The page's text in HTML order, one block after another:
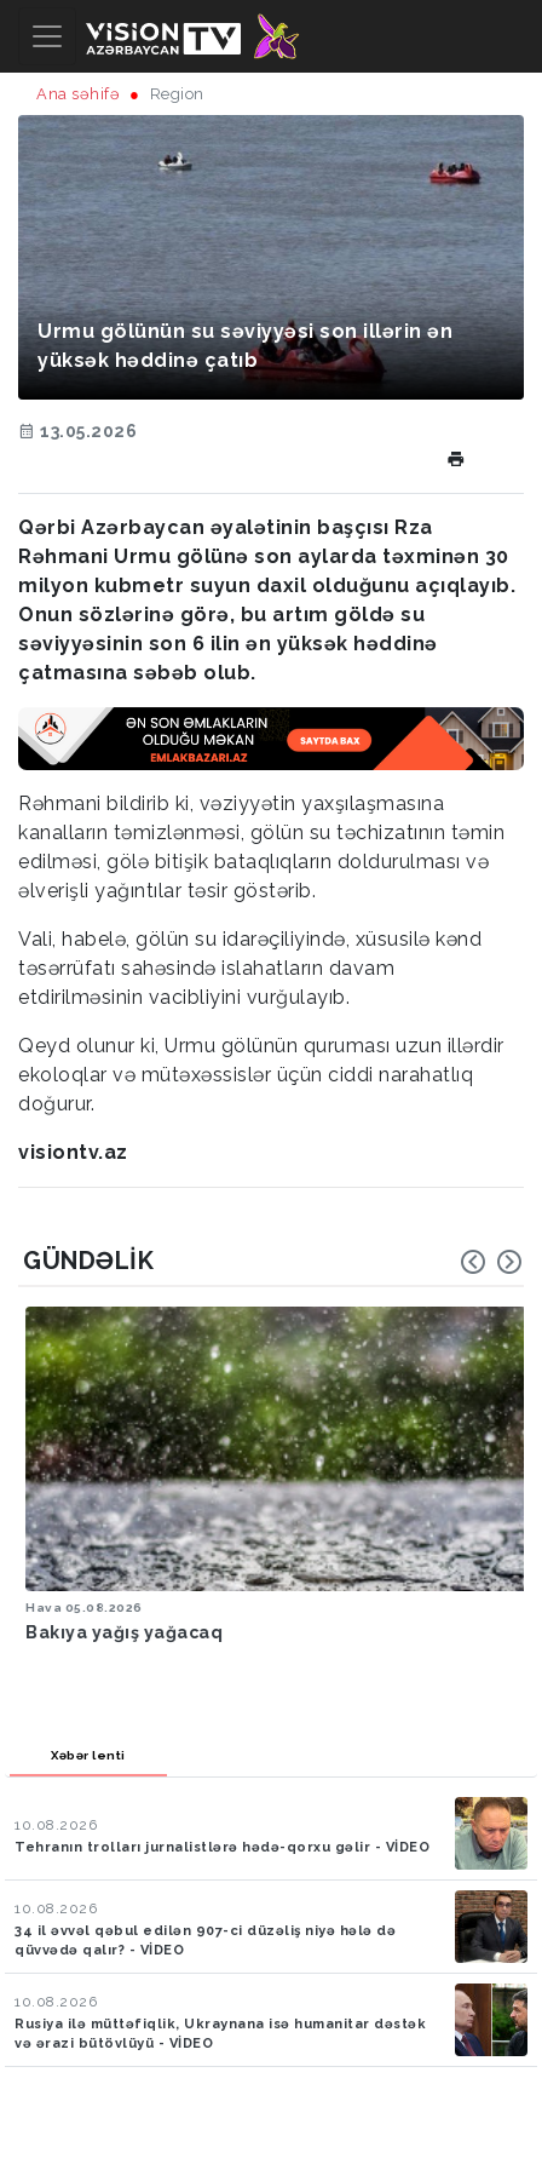
Ana səhifə Region
Urmu gölünün su səviyyəsi son illərin ən
yüksək həddinə çatıb
13.05.2026
Qərbi Azərbaycan əyalətinin başçısı Rza
Rəhmani Urmu gölünə son aylarda təxminən 30
milyon kubmetr suyun daxil olduğunu açıqlayıb.
Onun sözlərinə görə, bu artım göldə su
səviyyəsinin son 6 ilin ən yüksək həddinə
çatmasına səbəb olub.
Rəhmani bildirib ki, vəziyyətin yaxşılaşmasına
kanalların təmizlənməsi, gölün su təchizatının təmin
edilməsi, gölə bitişik bataqlıqların doldurulması və
əlverişli yağıntılar təsir göstərib.
Vali, habelə, gölün su idarəçiliyində, xüsusilə kənd
təsərrüfatı sahəsində islahatların davam
etdirilməsinin vacibliyini vurğulayıb.
Qeyd olunur ki, Urmu gölünün quruması uzun illərdir
ekoloqlar və mütəxəssislər üçün ciddi narahatlıq
doğurur.
visiontv.az
GÜNDƏLIK
Hava 05.08.2026
Bakıya yağış yağacaq
Xəbər lenti
10.08.2026
Tehranın trolları jurnalistlərə hədə-qorxu gəlir - VİDEO
10.08.2026
34 il əvvəl qəbul edilən 907-ci düzəliş niyə hələ də
qüvvədə qalır? - VİDEO
10.08.2026
Rusiya ilə müttəfiqlik, Ukraynana isə humanitar dəstək
və ərazi bütövlüyü - VİDEO